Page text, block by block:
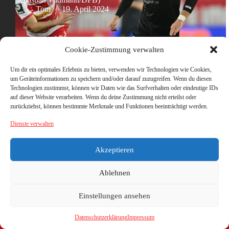
Cookie-Zustimmung verwalten
Um dir ein optimales Erlebnis zu bieten, verwenden wir Technologien wie Cookies,
um Geräteinformationen zu speichern und/oder darauf zuzugreifen. Wenn du diesen
Technologien zustimmst, können wir Daten wie das Surfverhalten oder eindeutige IDs
auf dieser Website verarbeiten. Wenn du deine Zustimmung nicht erteilst oder
zurückziehst, können bestimmte Merkmale und Funktionen beeinträchtigt werden.
Dienste verwalten
Akzeptieren
Ablehnen
Einstellungen ansehen
DatenschutzerklärungImpressum
Tom
19. April 2024